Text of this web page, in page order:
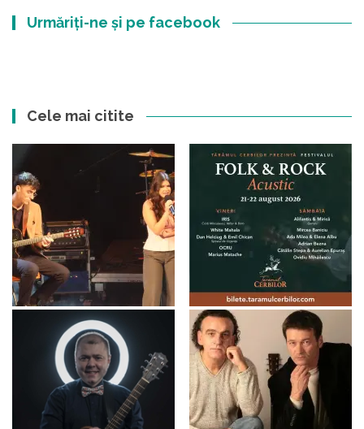
Urmăriți-ne și pe facebook
Cele mai citite